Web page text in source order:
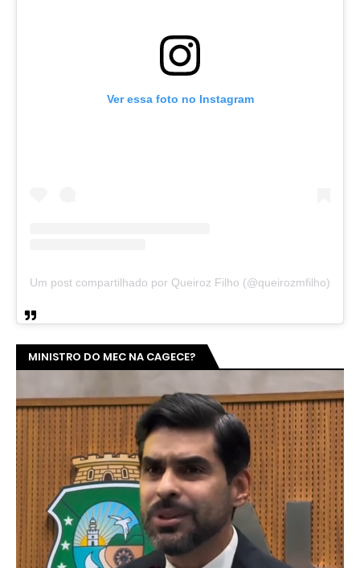
Ver essa foto no Instagram
Um post compartilhado por Queiroz Filho (@queirozmfilho)
MINISTRO DO MEC NA CAGECE?